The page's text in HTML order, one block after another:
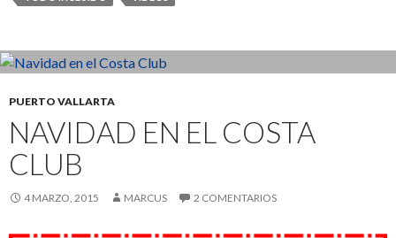
PUERTO VALLARTA
NAVIDAD EN EL COSTA
CLUB
4 MARZO, 2015 MARCUS 2 COMENTARIOS